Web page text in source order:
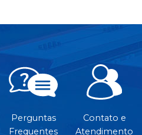
Perguntas
Frequentes
Contato e
Atendimento